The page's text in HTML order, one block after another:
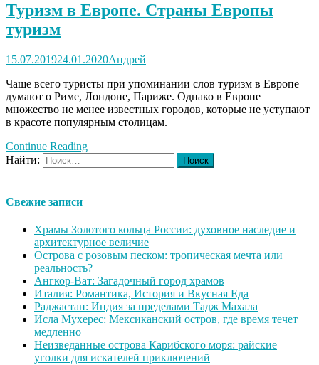
Туризм в Европе. Страны Европы
туризм
15.07.201924.01.2020Андрей
Чаще всего туристы при упоминании слов туризм в Европе
думают о Риме, Лондоне, Париже. Однако в Европе
множество не менее известных городов, которые не уступают
в красоте популярным столицам.
Continue Reading
Найти:
Свежие записи
Храмы Золотого кольца России: духовное наследие и
архитектурное величие
Острова с розовым песком: тропическая мечта или
реальность?
Ангкор-Ват: Загадочный город храмов
Италия: Романтика, История и Вкусная Еда
Раджастан: Индия за пределами Тадж Махала
Исла Мухерес: Мексиканский остров, где время течет
медленно
Неизведанные острова Карибского моря: райские
уголки для искателей приключений